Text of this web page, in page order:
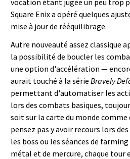
Square Enix a opéré quelques
mise à jour de rééquilibrage.
Autre nouveauté assez classique
la possibilité de boucler les
une option d'accélération —
aurait touché à la série Bravely
permettant d'automatiser les
lors des combats basiques,
soit sur la carte du monde comme
pensez pas y avoir recours lors
les boss ou les séances de
métal et de mercure, chaque tour